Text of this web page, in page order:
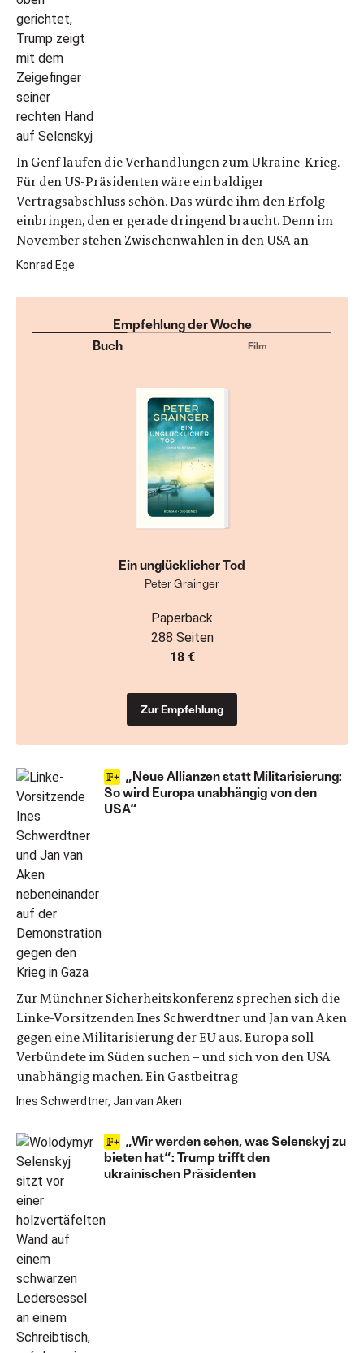
In Genf laufen die Verhandlungen zum Ukraine-Krieg.
Für den US-Präsidenten wäre ein baldiger
Vertragsabschluss schön. Das würde ihm den Erfolg
einbringen, den er gerade dringend braucht. Denn im
November stehen Zwischenwahlen in den USA an
Konrad Ege
„Neue Allianzen statt Militarisierung:
So wird Europa unabhängig von den
USA“
Zur Münchner Sicherheitskonferenz sprechen sich die
Linke-Vorsitzenden Ines Schwerdtner und Jan van Aken
gegen eine Militarisierung der EU aus. Europa soll
Verbündete im Süden suchen – und sich von den USA
unabhängig machen. Ein Gastbeitrag
Ines Schwerdtner, Jan van Aken
„Wir werden sehen, was Selenskyj zu
bieten hat“: Trump trifft den
ukrainischen Präsidenten
Empfehlung der Woche
Buch
Film
Ein unglücklicher Tod
Peter Grainger
Paperback
288 Seiten
18 €
Zur Empfehlung